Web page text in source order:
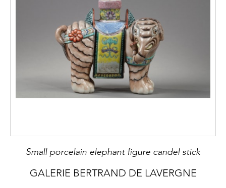
Small porcelain elephant figure candel stick
GALERIE BERTRAND DE LAVERGNE